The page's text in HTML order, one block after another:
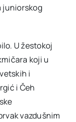
juniorskog
U žestokoj
koji u
i
i Čeh
vazdušnim